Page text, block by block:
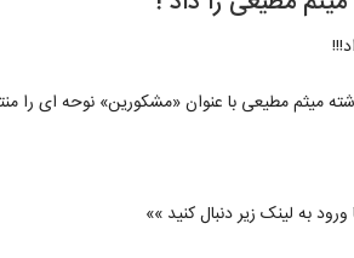
میثم مطیعی با عنوان «مشکورین» نوحه ای را
به لینک زیر دنبال کنید »»